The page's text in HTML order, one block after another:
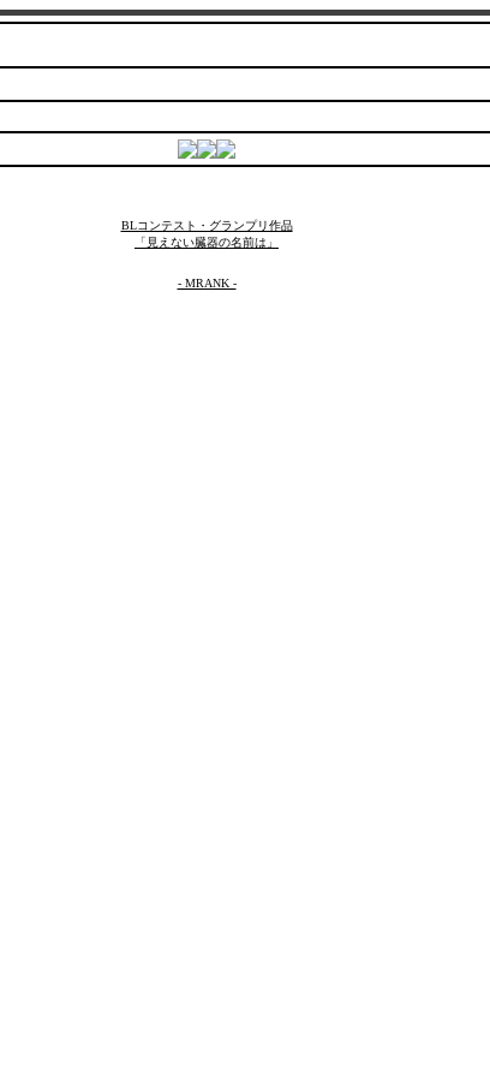
BLコンテスト・グランプリ作品
「見えない臓器の名前は」
- MRANK -